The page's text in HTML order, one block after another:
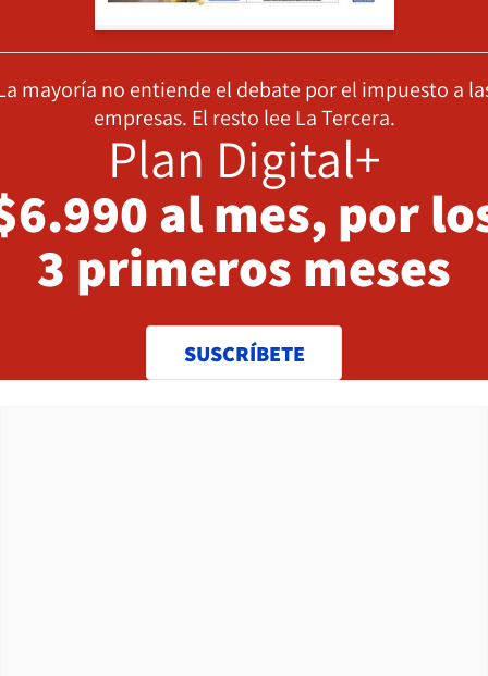
mayoría no entiende el debate por el impuesto a
empresas. El resto lee La Tercera.
Plan Digital+
al mes, por
3 primeros meses
SUSCRÍBETE